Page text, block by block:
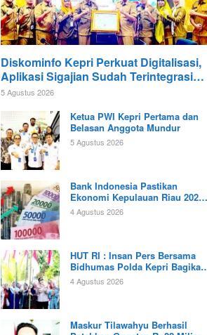
Diskominfo Kepri Perkuat Digitalisasi,
Aplikasi Sigajian Sudah Terintegrasi
TTE
5 Agustus 2026
Ketua PWI Kepri Pertama dan
Belasan Anggota Mundur
5 Agustus 2026
Bank Indonesia Pastikan
Ekonomi Kepulauan Riau 2026
Tunjukan Kinerja Positif
4 Agustus 2026
‎HUT RI : Insan Pers Bersama
Bidhumas Polda Kepri Bagikan
Ratusan Bendera Merah Putih
4 Agustus 2026
Maskur Tilawahyu Berhasil